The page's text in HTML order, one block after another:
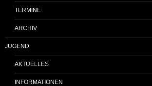
TERMINE
ARCHIV
JUGEND
AKTUELLES
INFORMATIONEN